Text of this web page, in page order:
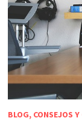
BLOG, CONSEJOS